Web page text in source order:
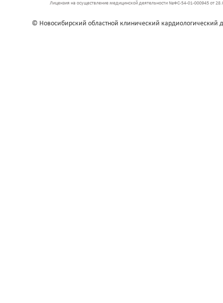
Лицензия на осуществление медицинской деятельности №ФС-54-01-000945 от
© Новосибирский областной клинический кардиологический